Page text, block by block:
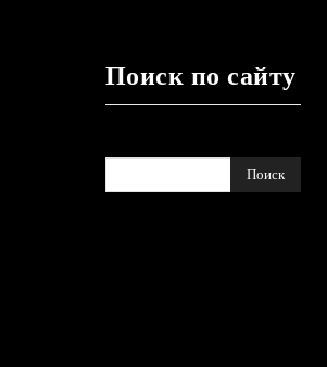
Поиск по сайту
Поиск